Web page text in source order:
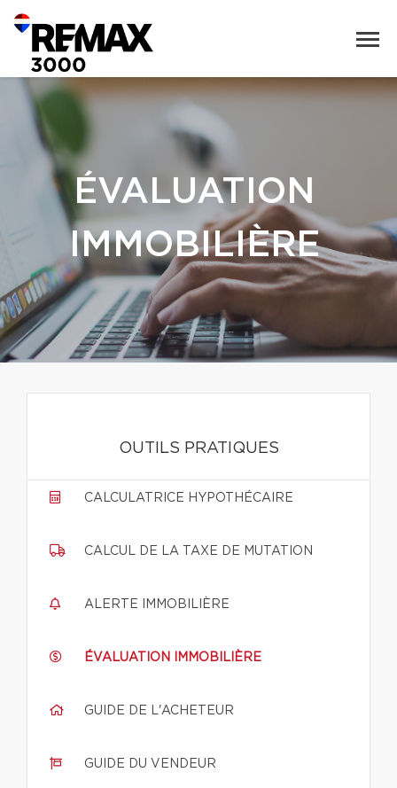
ÉVALUATION
IMMOBILIÈRE
OUTILS PRATIQUES
CALCULATRICE HYPOTHÉCAIRE
CALCUL DE LA TAXE DE MUTATION
ALERTE IMMOBILIÈRE
ÉVALUATION IMMOBILIÈRE
GUIDE DE L'ACHETEUR
GUIDE DU VENDEUR